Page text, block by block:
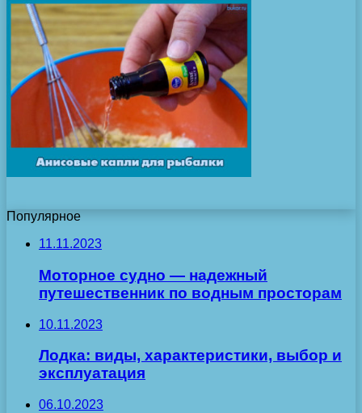
Популярное
11.11.2023
Моторное судно — надежный
путешественник по водным просторам
10.11.2023
Лодка: виды, характеристики, выбор и
эксплуатация
06.10.2023